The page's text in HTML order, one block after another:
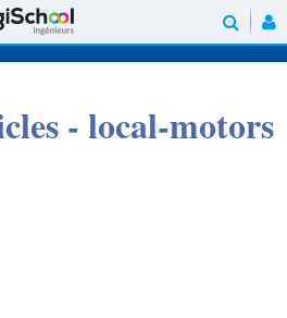
- local-motors